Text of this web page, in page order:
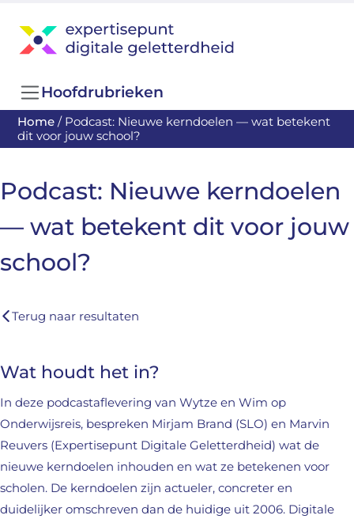
Hoofdrubrieken
Home / Podcast: Nieuwe kerndoelen — wat betekent
dit voor jouw school?
Podcast: Nieuwe kerndoelen
— wat betekent dit voor jouw
school?
Terug naar resultaten
Wat houdt het in?
In deze podcastaflevering van Wytze en Wim op
Onderwijsreis, bespreken Mirjam Brand (SLO) en Marvin
Reuvers (Expertisepunt Digitale Geletterdheid) wat de
nieuwe kerndoelen inhouden en wat ze betekenen voor
scholen. De kerndoelen zijn actueler, concreter en
duidelijker omschreven dan de huidige uit 2006. Digitale